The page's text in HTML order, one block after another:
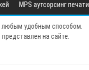
MPS аутсорсинг печати
любым удобным способом.
на сайте.